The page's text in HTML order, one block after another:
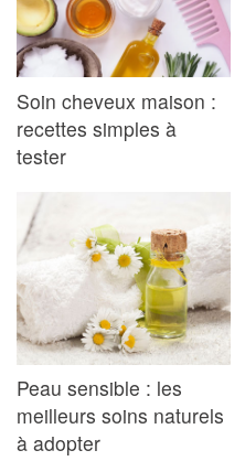
Soin cheveux maison :
recettes simples à
tester
Peau sensible : les
meilleurs soins naturels
à adopter